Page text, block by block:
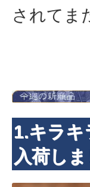
されてま
1.キラキ
入荷し